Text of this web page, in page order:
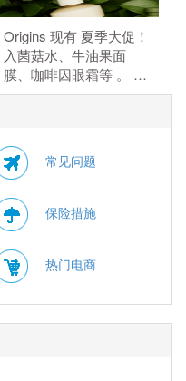
Origins 现有 夏季大促！
入菌菇水、牛油果面
膜、咖啡因眼霜等 。 订
单满$115赠5件礼，需要
常见问题
保险措施
热门电商